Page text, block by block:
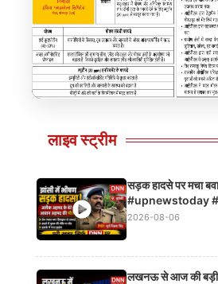
प्रोटीजीनस (DDGS) – हाई
Click to view details
लाइव स्ट्रीम
सड़क हादसे पर मचा
#upnewstoday
2026-08-06
लखनऊ से आज की